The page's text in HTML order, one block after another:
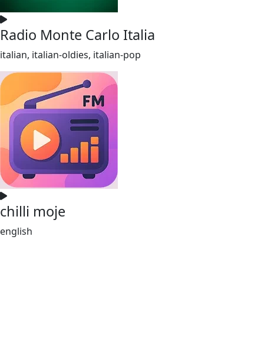
Radio Monte Carlo Italia
italian, italian-oldies, italian-pop
chilli moje
english